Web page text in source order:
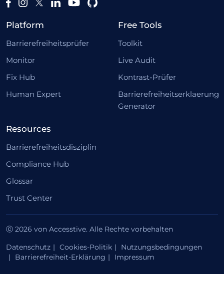
Platform
Barrierefreiheitsprüfer
Monitor
Fix Hub
Human Expert
Free Tools
Toolkit
Live Audit
Kontrast-Prüfer
Barrierefreiheitserklaerung
Generator
Resources
Barrierefreiheitsdisziplin
Compliance Hub
Glossar
Trust Center
ⓒ 2026 von Accesstive. Alle Rechte vorbehalten
Datenschutz
Cookies-Politik
Nutzungsbedingungen
Barrierefreiheit-Erklärung
Impressum